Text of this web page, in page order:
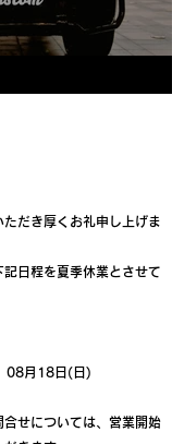
だき厚くお礼申し上げま
日程を夏季休業とさせて
月18日(日)
せについては、営業開始